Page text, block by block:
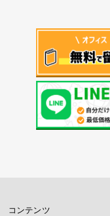
コンテンツ